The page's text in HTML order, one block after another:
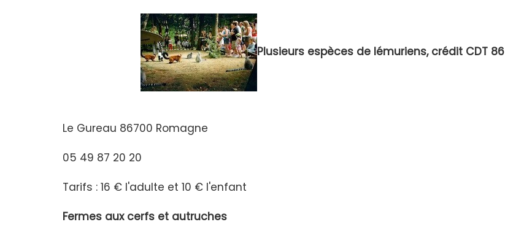
Plusieurs espèces de lémuriens, crédit CDT 86
Le Gureau 86700 Romagne
05 49 87 20 20
Tarifs : 16 € l'adulte et 10 € l'enfant
Fermes aux cerfs et autruches